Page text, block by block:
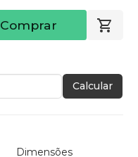
Comprar
Calcular
Dimensões